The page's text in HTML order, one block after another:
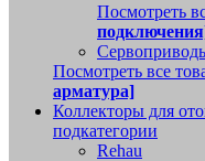
Посмотреть
Посмотреть все
арматура]
Коллекторы для
подкатегории
Rehau